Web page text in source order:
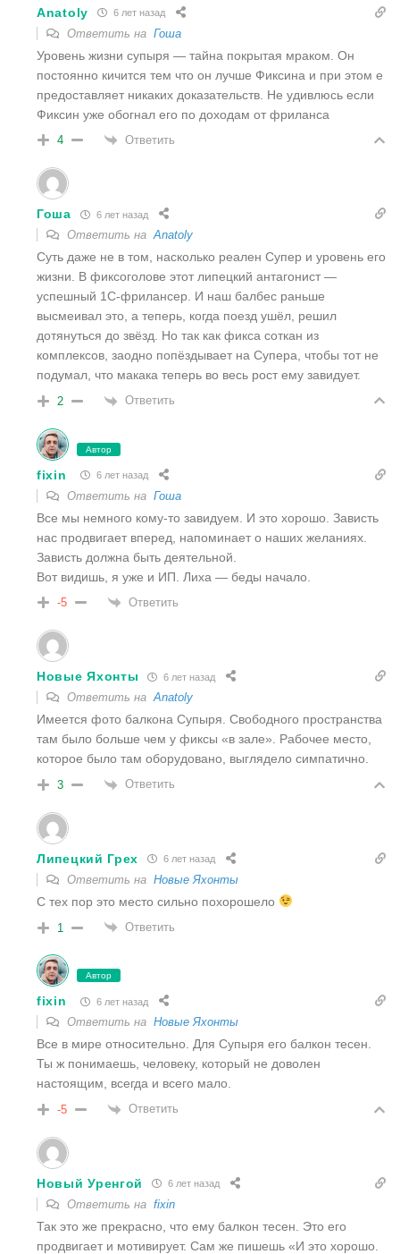
Anatoly 6 лет назад
Ответить на Гоша
Уровень жизни супыря — тайна покрытая мраком. Он
постоянно кичится тем что он лучше Фиксина и при этом е
предоставляет никаких доказательств. Не удивлюсь если
Фиксин уже обогнал его по доходам от фриланса
4 Ответить
Гоша 6 лет назад
Ответить наAnatoly
Суть даже не в том, насколько реален Супер и уровень его
жизни. В фиксоголове этот липецкий антагонист —
успешный 1С-фрилансер. И наш балбес раньше
высмеивал это, а теперь, когда поезд ушёл, решил
дотянуться до звёзд. Но так как фикса соткан из
комплексов, заодно попёздывает на Супера, чтобы тот не
подумал, что макака теперь во весь рост ему завидует.
2 Ответить
Автор
fixin 6 лет назад
Ответить на Гоша
Все мы немного кому-то завидуем. И это хорошо. Зависть
нас продвигает вперед, напоминает о наших желаниях.
Зависть должна быть деятельной.
Вот видишь, я уже и ИП. Лиха — беды начало.
-5 Ответить
Новые Яхонты 6 лет назад
Ответить наAnatoly
Имеется фото балкона Супыря. Свободного пространства
там было больше чем у фиксы «в зале». Рабочее место,
которое было там оборудовано, выглядело симпатично.
3 Ответить
Липецкий Грех 6 лет назад
Ответить на Новые Яхонты
С тех пор это место сильно похорошело
1 Ответить
Автор
fixin 6 лет назад
Ответить на Новые Яхонты
Все в мире относительно. Для Супыря его балкон тесен.
Ты ж понимаешь, человеку, который не доволен
настоящим, всегда и всего мало.
-5 Ответить
Новый Уренгой 6 лет назад
Ответить на fixin
Так это же прекрасно, что ему балкон тесен. Это его
продвигает и мотивирует. Сам же пишешь «И это хорошо.